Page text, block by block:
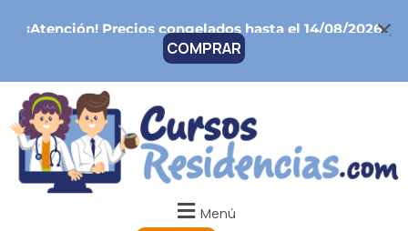
¡Atención!Precios congelados hasta el 14/08/2026
COMPRAR
Menú